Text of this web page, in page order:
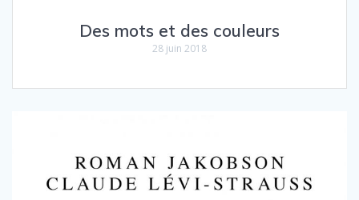
Des mots et des couleurs
28 juin 2018